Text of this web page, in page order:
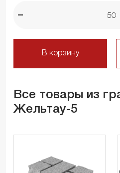
В корзину
Все товары из
Жельтау-5